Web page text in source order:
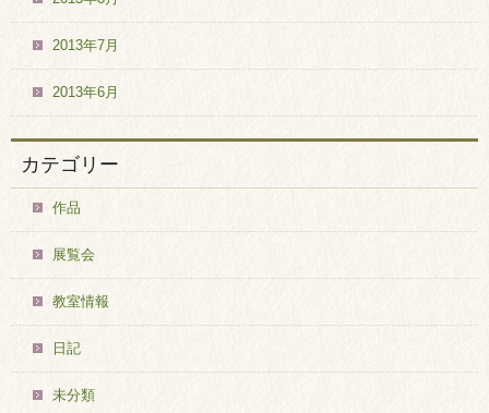
2013年7月
2013年6月
カテゴリー
作品
展覧会
教室情報
日記
未分類